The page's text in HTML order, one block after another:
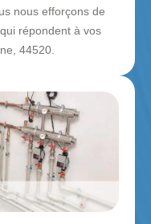
nous efforçons de
répondent à vos
44520.